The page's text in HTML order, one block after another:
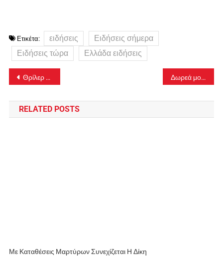
Ετικέτα: ειδήσεις
Ειδήσεις σήμερα
Ειδήσεις τώρα
Ελλάδα ειδήσεις
Πλοήγηση
άρθρων
Θρίλερ με την εξαφάνιση της Γιου Τινγκ: «Απαγωγή ή ανθρωποκτονία», λέει ο υπεύθυνος της «Γραμμής Ζωής» Δωρεά μοτοσικλετών στην ΕΛ.ΑΣ.
RELATED POSTS
Με Καταθέσεις Μαρτύρων Συνεχίζεται Η Δίκη